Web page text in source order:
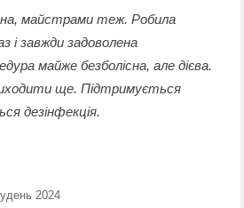
майстрами теж. Робила
і завжди задоволена
майже безболісна, але дієва.
ще. Підтримується
дезінфекція.
2024